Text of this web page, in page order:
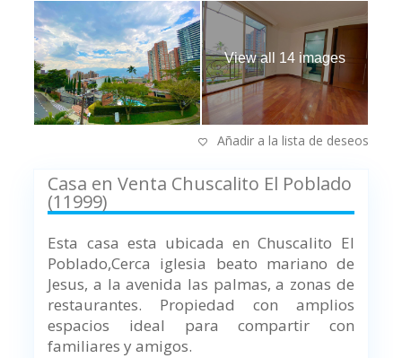
View all 14 images
Añadir a la lista de deseos
Casa en Venta Chuscalito El Poblado
(11999)
Esta casa esta ubicada en Chuscalito El
Poblado,Cerca iglesia beato mariano de
Jesus, a la avenida las palmas, a zonas de
restaurantes. Propiedad con amplios
espacios ideal para compartir con
familiares y amigos.